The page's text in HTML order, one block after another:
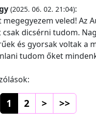
(2025. 06. 02. 21:04):
megegyezem veled! Az
csak dicsérni tudom.
és gyorsak voltak a
tudom őket
1 2 > >>